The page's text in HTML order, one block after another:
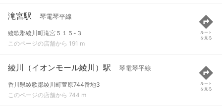
滝宮駅 琴電琴平線
綾歌郡綾川町滝宮５１５-３
このページの店舗から 191 m
ルート
を見る
綾川（イオンモール綾川）駅 琴電琴平線
香川県綾歌郡綾川町萱原744番地3
このページの店舗から 744 m
ルート
を見る